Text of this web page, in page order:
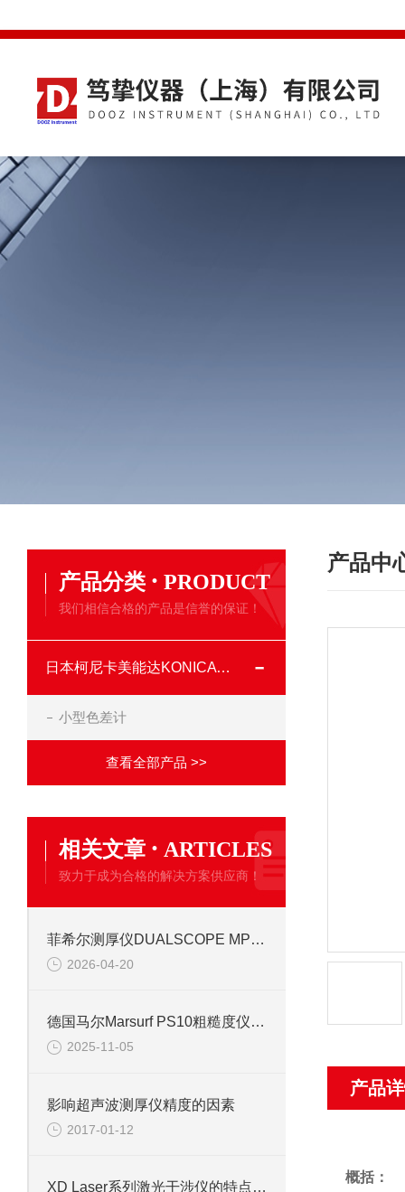
产品分类 · PRODUCT
我们相信合格的产品是信誉的保证！
日本柯尼卡美能达KONICA MINOLTA
小型色差计
查看全部产品 >>
相关文章 · ARTICLES
致力于成为合格的解决方案供应商！
菲希尔测厚仪DUALSCOPE MP0在双基材涂层复检中的应用思路
2026-04-20
德国马尔Marsurf PS10粗糙度仪测量信息
2025-11-05
影响超声波测厚仪精度的因素
2017-01-12
XD Laser系列激光干涉仪的特点信息
产品中
产品
概括：